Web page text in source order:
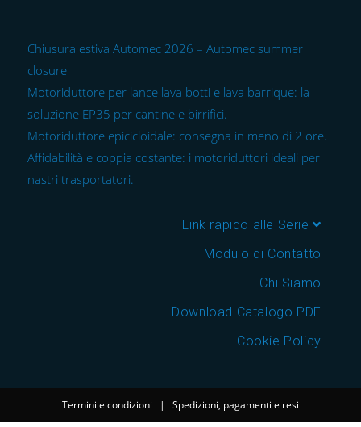
Chiusura estiva Automec 2026 – Automec summer
closure
Motoriduttore per lance lava botti e lava barrique: la
soluzione EP35 per cantine e birrifici.
Motoriduttore epicicloidale: consegna in meno di 2 ore.
Affidabilità e coppia costante: i motoriduttori ideali per
nastri trasportatori.
Link rapido alle Serie
Modulo di Contatto
Chi Siamo
Download Catalogo PDF
Cookie Policy
Termini e condizioni | Spedizioni, pagamenti e resi